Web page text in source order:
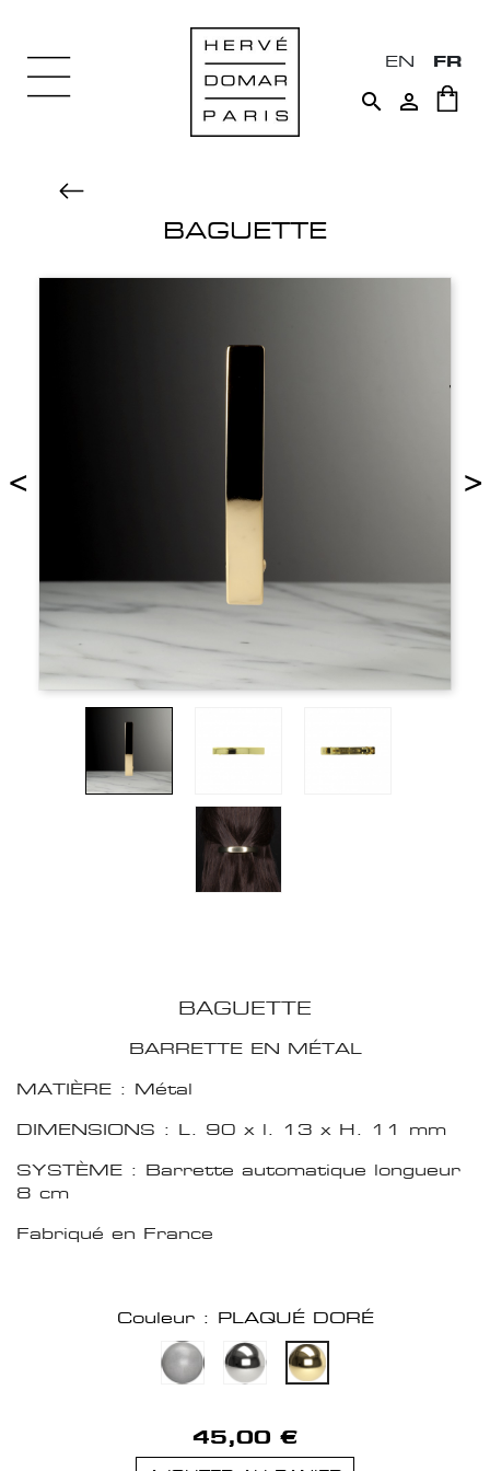
EN FR
 
BAGUETTE
< >
BAGUETTE
BARRETTE EN MÉTAL
MATIÈRE : Métal
DIMENSIONS : L. 90 x l. 13 x H. 11 mm
SYSTÈME : Barrette automatique longueur
8 cm
Fabriqué en France
Couleur : PLAQUÉ DORÉ
45,00 €